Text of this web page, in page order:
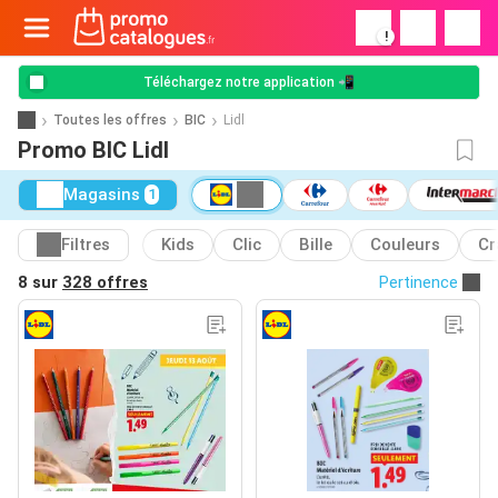
!
Téléchargez notre application 📲
Toutes les offres BIC Lidl
Promo BIC Lidl
Magasins 1
Filtres Kids Clic Bille Couleurs
8 sur 328 offres Pertinence